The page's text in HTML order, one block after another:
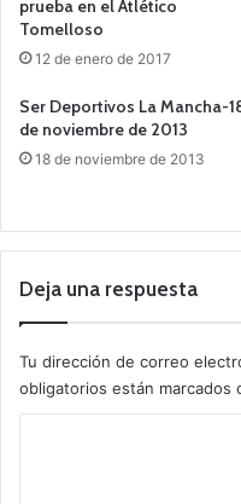
prueba en el Atlético
Tomelloso
12 de enero de 2017
Ser Deportivos La Mancha-
de noviembre de 2013
18 de noviembre de 2013
Deja una respuesta
Tu dirección de correo
obligatorios están marcados